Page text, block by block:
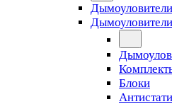
Дымоуловители
Блоки